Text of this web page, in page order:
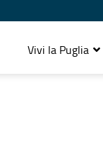
Vivi la Puglia